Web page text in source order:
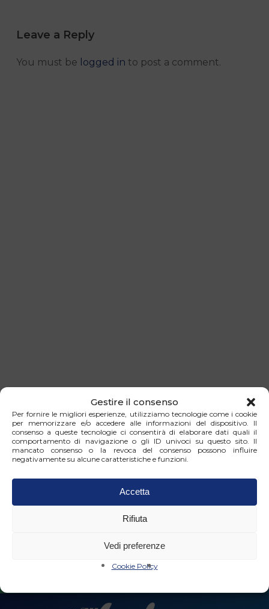
Gestire il consenso
Per fornire le migliori esperienze, utilizziamo tecnologie come i cookie
per memorizzare e/o accedere alle informazioni del dispositivo. Il
consenso a queste tecnologie ci consentirà di elaborare dati quali il
comportamento di navigazione o gli ID univoci su questo sito. Il
mancato consenso o la revoca del consenso possono influire
negativamente su alcune caratteristiche e funzioni.
Accetta
Rifiuta
Vedi preferenze
Cookie Policy
Leave a Reply
You must be logged in to post a comment.
Where we are
Via Milano 40C/3 scala dx, 16126 Genova
Public opening hours
Monday to Thursday 9 a.m. - 1 p.m. | 2 p.m. - 5